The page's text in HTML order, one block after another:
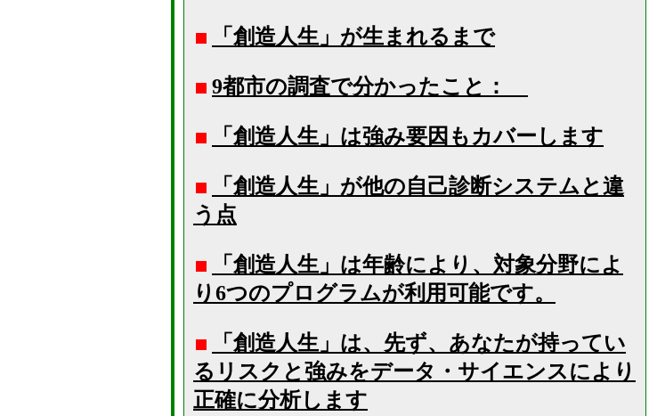
「創造人生」が生まれるまで
9都市の調査で分かったこと：
「創造人生」は強み要因もカバーします
「創造人生」が他の自己診断システムと違
う点
「創造人生」は年齢により、対象分野によ
り6つのプログラムが利用可能です。
「創造人生」は、先ず、あなたが持ってい
るリスクと強みをデータ・サイエンスにより
正確に分析します